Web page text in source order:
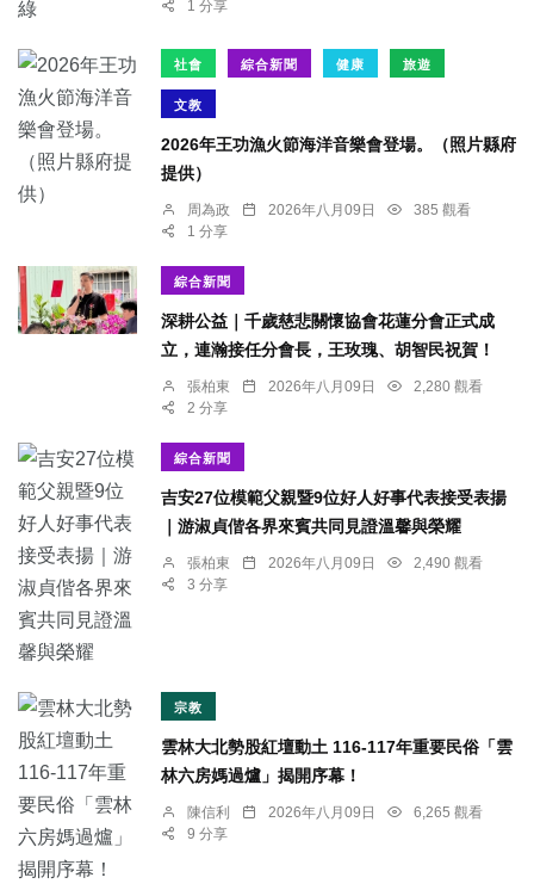
1 分享
社會 綜合新聞 健康 旅遊
文教
2026年王功漁火節海洋音樂會登場。（照片縣府
提供）
周為政 2026年八月09日
385 觀看
1 分享
綜合新聞
深耕公益｜千歲慈悲關懷協會花蓮分會正式成
立，連瀚接任分會長，王玫瑰、胡智民祝賀！
張柏東 2026年八月09日
2,280 觀看
2 分享
綜合新聞
吉安27位模範父親暨9位好人好事代表接受表揚
｜游淑貞偕各界來賓共同見證溫馨與榮耀
張柏東 2026年八月09日
2,490 觀看
3 分享
宗教
雲林大北勢股紅壇動土 116-117年重要民俗「雲
林六房媽過爐」揭開序幕！
陳信利 2026年八月09日
6,265 觀看
9 分享